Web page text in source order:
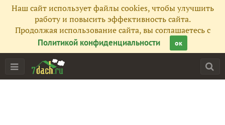
Наш сайт использует файлы cookies, чтобы улучшить
работу и повысить эффективность сайта.
Продолжая использование сайта, вы соглашаетесь с
Политикой конфиденциальности
ок